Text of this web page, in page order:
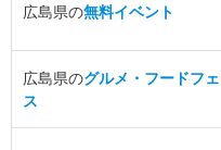
広島県の無料イベント
広島県のグルメ・フードフェ
ス